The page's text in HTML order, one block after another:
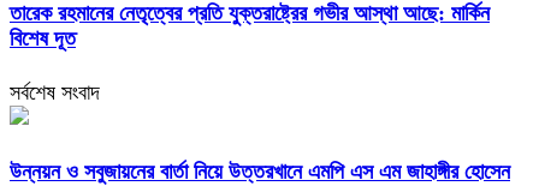
তারেক রহমানের নেতৃত্বের প্রতি যুক্তরাষ্ট্রের গভীর আস্থা আছে: মার্কিন
বিশেষ দূত
সর্বশেষ সংবাদ
উন্নয়ন ও সবুজায়নের বার্তা নিয়ে উত্তরখানে এমপি এস এম জাহাঙ্গীর হোসেন